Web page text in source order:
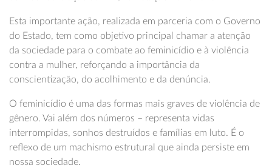
Esta importante ação, realizada em parceria com o Governo
do Estado, tem como objetivo principal chamar a atenção
da sociedade para o combate ao feminicídio e à violência
contra a mulher, reforçando a importância da
conscientização, do acolhimento e da denúncia.
O feminicídio é uma das formas mais graves de violência de
gênero. Vai além dos números – representa vidas
interrompidas, sonhos destruídos e famílias em luto. É o
reflexo de um machismo estrutural que ainda persiste em
nossa sociedade.